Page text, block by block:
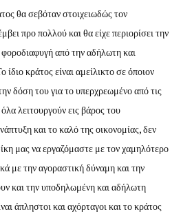
θα σεβόταν στοιχειωδώς τον
προ πολλού και θα είχε περιορίσει την
από την αδήλωτη και
κράτος είναι αμείλικτο σε όποιον
δόση του για το υπερχρεωμένο από τις
λειτουργούν εις βάρος του
και το καλό της οικονομίας, δεν
μας να εργαζόμαστε με τον χαμηλότερο
με την αγοραστική δύναμη και την
και την υποδηλωμένη και αδήλωτη
άπληστοι και αχόρταγοι και το κράτος